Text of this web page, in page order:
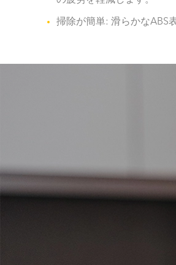
掃除が簡単: 滑らかなABS